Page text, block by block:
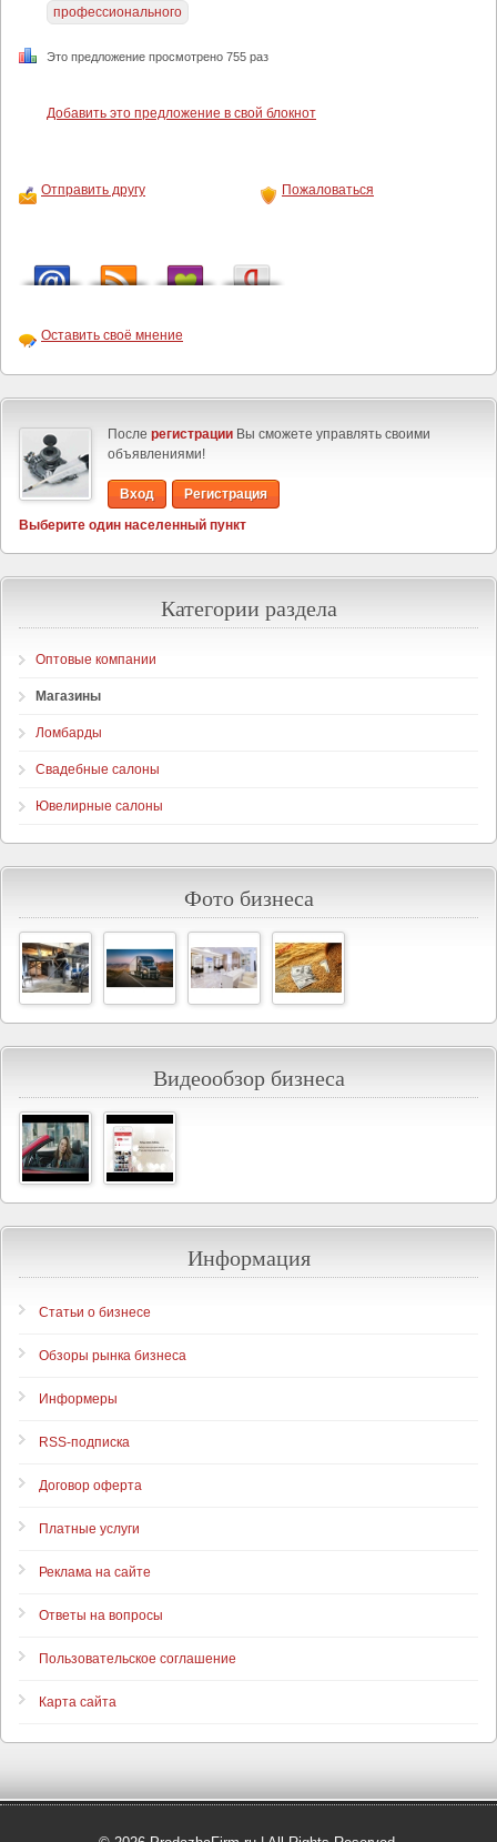
профессионального
Это предложение просмотрено 755 раз
Добавить это предложение в свой блокнот
Отправить другу Пожаловаться
Оставить своё мнение
После регистрации Вы сможете управлять своими
объявлениями!
Вход
Регистрация
Выберите один населенный пункт
Категории раздела
Оптовые компании
Магазины
Ломбарды
Свадебные салоны
Ювелирные салоны
Фото бизнеса
Видеообзор бизнеса
Информация
Статьи о бизнесе
Обзоры рынка бизнеса
Информеры
RSS-подписка
Договор оферта
Платные услуги
Реклама на сайте
Ответы на вопросы
Пользовательское соглашение
Карта сайта